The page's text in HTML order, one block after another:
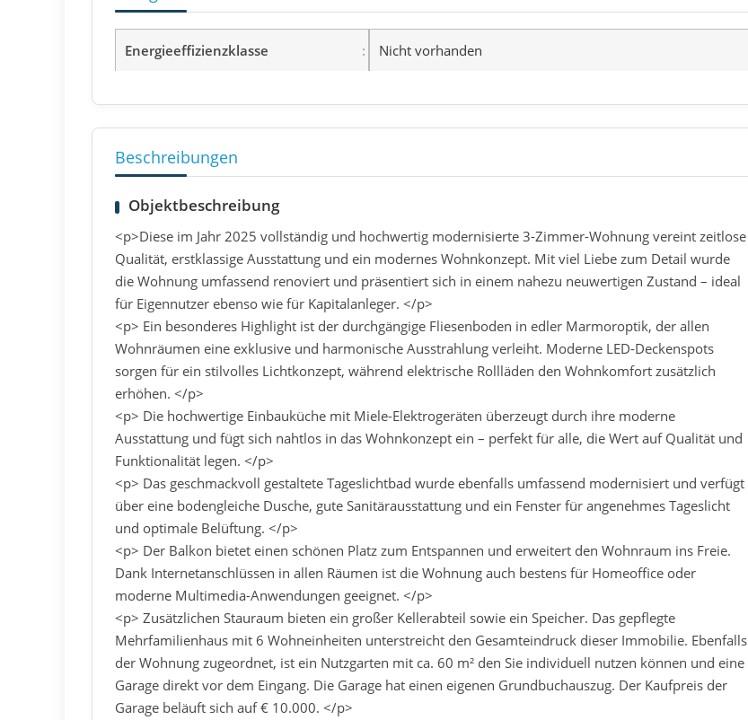
Energieeffizienzklasse Nicht vorhanden
Beschreibungen
Objektbeschreibung
<p>Diese im Jahr 2025 vollständig und hochwertig modernisierte 3-Zimmer-Wohnung vereint zeitlose
Qualität, erstklassige Ausstattung und ein modernes Wohnkonzept. Mit viel Liebe zum Detail wurde
die Wohnung umfassend renoviert und präsentiert sich in einem nahezu neuwertigen Zustand – ideal
für Eigennutzer ebenso wie für Kapitalanleger. </p>
<p> Ein besonderes Highlight ist der durchgängige Fliesenboden in edler Marmoroptik, der allen
Wohnräumen eine exklusive und harmonische Ausstrahlung verleiht. Moderne LED-Deckenspots
sorgen für ein stilvolles Lichtkonzept, während elektrische Rollläden den Wohnkomfort zusätzlich
erhöhen. </p>
<p> Die hochwertige Einbauküche mit Miele-Elektrogeräten überzeugt durch ihre moderne
Ausstattung und fügt sich nahtlos in das Wohnkonzept ein – perfekt für alle, die Wert auf Qualität und
Funktionalität legen. </p>
<p> Das geschmackvoll gestaltete Tageslichtbad wurde ebenfalls umfassend modernisiert und verfügt
über eine bodengleiche Dusche, gute Sanitärausstattung und ein Fenster für angenehmes Tageslicht
und optimale Belüftung. </p>
<p> Der Balkon bietet einen schönen Platz zum Entspannen und erweitert den Wohnraum ins Freie.
Dank Internetanschlüssen in allen Räumen ist die Wohnung auch bestens für Homeoffice oder
moderne Multimedia-Anwendungen geeignet. </p>
<p> Zusätzlichen Stauraum bieten ein großer Kellerabteil sowie ein Speicher. Das gepflegte
Mehrfamilienhaus mit 6 Wohneinheiten unterstreicht den Gesamteindruck dieser Immobilie. Ebenfalls
der Wohnung zugeordnet, ist ein Nutzgarten mit ca. 60 m² den Sie individuell nutzen können und eine
Garage direkt vor dem Eingang. Die Garage hat einen eigenen Grundbuchauszug. Der Kaufpreis der
Garage beläuft sich auf € 10.000. </p>